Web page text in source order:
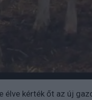
élve kérték őt az új